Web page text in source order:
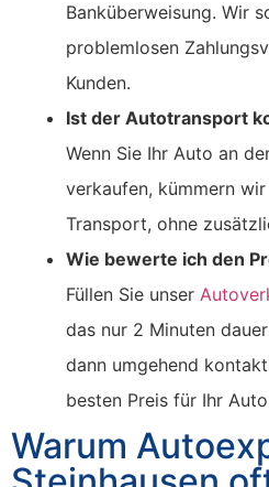
Banküberweisung. Wir
problemlosen
Kunden.
Ist der Autotransport
Wenn Sie Ihr Auto an
verkaufen, kümmern
Transport, ohne
Wie bewerte ich den
Füllen Sie unser
das nur 2 Minuten
dann umgehend
besten Preis für Ihr
Warum